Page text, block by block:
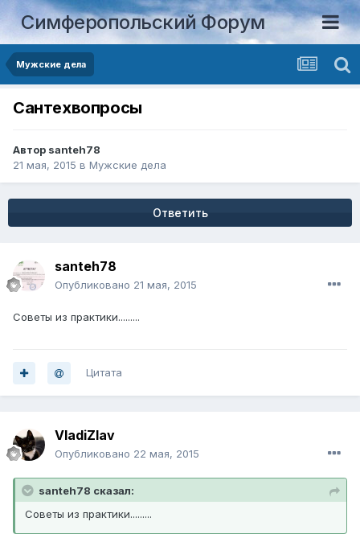
Симферопольский Форум
Мужские дела
Сантехвопросы
Автор santeh78
21 мая, 2015 в Мужские дела
Ответить
santeh78
Опубликовано 21 мая, 2015
Советы из практики.........
Цитата
VladiZlav
Опубликовано 22 мая, 2015
santeh78 сказал:
Советы из практики.........